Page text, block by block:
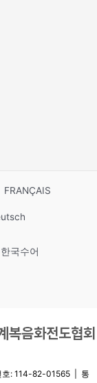
FRANÇAIS
한국수어
호: 114-82-01565 | 통